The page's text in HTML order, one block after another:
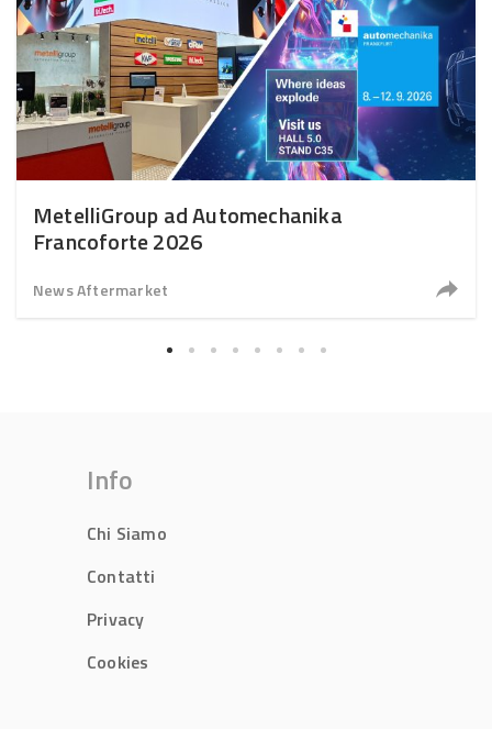
MetelliGroup ad Automechanika
Francoforte 2026
News Aftermarket
Info
Chi Siamo
Contatti
Privacy
Cookies